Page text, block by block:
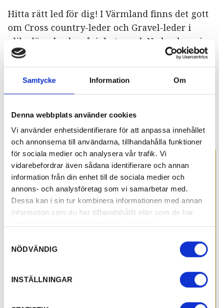
Samtycke Information Om
Denna webbplats använder cookies
Vi använder enhetsidentifierare för att anpassa innehållet
och annonserna till användarna, tillhandahålla funktioner
för sociala medier och analysera vår trafik. Vi
vidarebefordrar även sådana identifierare och annan
information från din enhet till de sociala medier och
annons- och analysföretag som vi samarbetar med.
Dessa kan i sin tur kombinera informationen med annan
information som du har tillhandahållit eller som de har
NÖDVÄNDIG
INSTÄLLNINGAR
Hitta rätt led för dig! I Värmland finns det gott
om Cross country-leder och Gravel-leder i
olika längd och svårighetsgrad. Nedan har vi
samlat Värmlands alla kvalitetssäkrade leder,
förslag på turer i Värmland och viktig
information inför din cykeltur som ger dig en
hållbar resa på din cykel genom Värmlands
natur- och kulturlandskap.